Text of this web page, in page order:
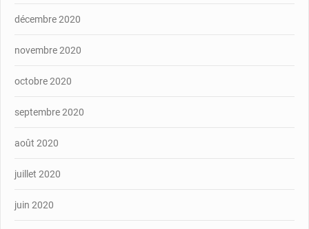
décembre 2020
novembre 2020
octobre 2020
septembre 2020
août 2020
juillet 2020
juin 2020